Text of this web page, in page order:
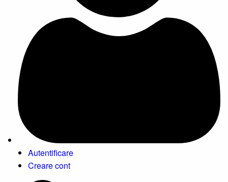
Autentificare
Creare cont